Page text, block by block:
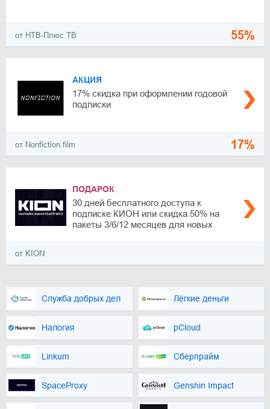
от НТВ-Плюс ТВ 55%
АКЦИЯ
17% скидка при оформлении годовой
подписки
от Nonfiction.film 17%
ПОДАРОК
30 дней бесплатного доступа к
подписке КИОН или скидка 50% на
пакеты 3/6/12 месяцев для новых
от KION
Служба добрых дел Лёгкие деньги
Налогия pCloud
Linkum Сберпрайм
SpaceProxy Genshin Impact